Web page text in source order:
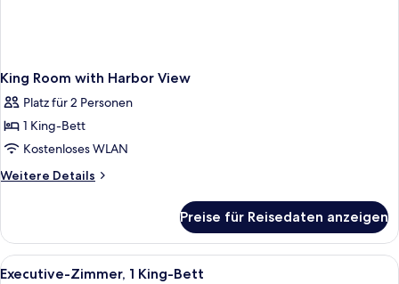
King Room with Harbor View
Platz für 2 Personen
1 King-Bett
Kostenloses WLAN
Weitere Details
Weitere
Room
with
Harbor
Preise für Reisedaten anzeigen
Alle
Ein Hafen voller verschiedener
4
Executive-Zimmer, 1 King-Bett